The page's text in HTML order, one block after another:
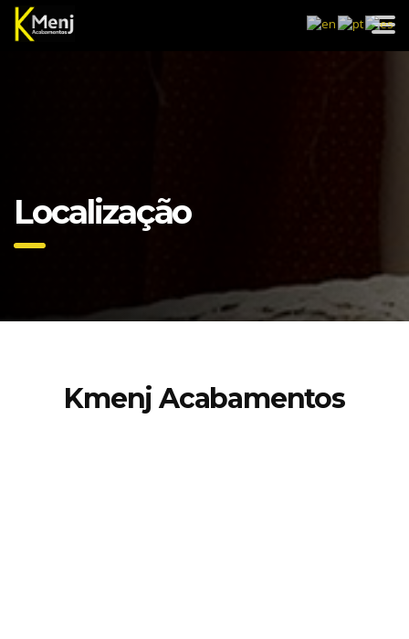
Localização
Kmenj Acabamentos